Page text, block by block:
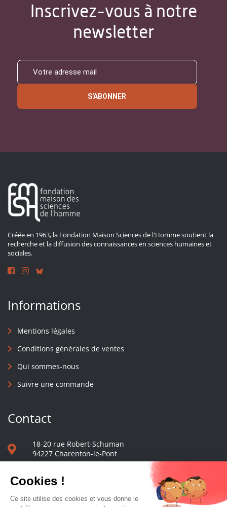
Inscrivez-vous à notre
newsletter
S'ABONNER
Créée en 1963, la Fondation Maison Sciences de l'Homme soutient la
recherche et la diffusion des connaissances en sciences humaines et
sociales.
Informations
Mentions légales
Conditions générales de ventes
Qui sommes-nous
Suivre une commande
Contact
18-20 rue Robert-Schuman
94227 Charenton-le-Pont